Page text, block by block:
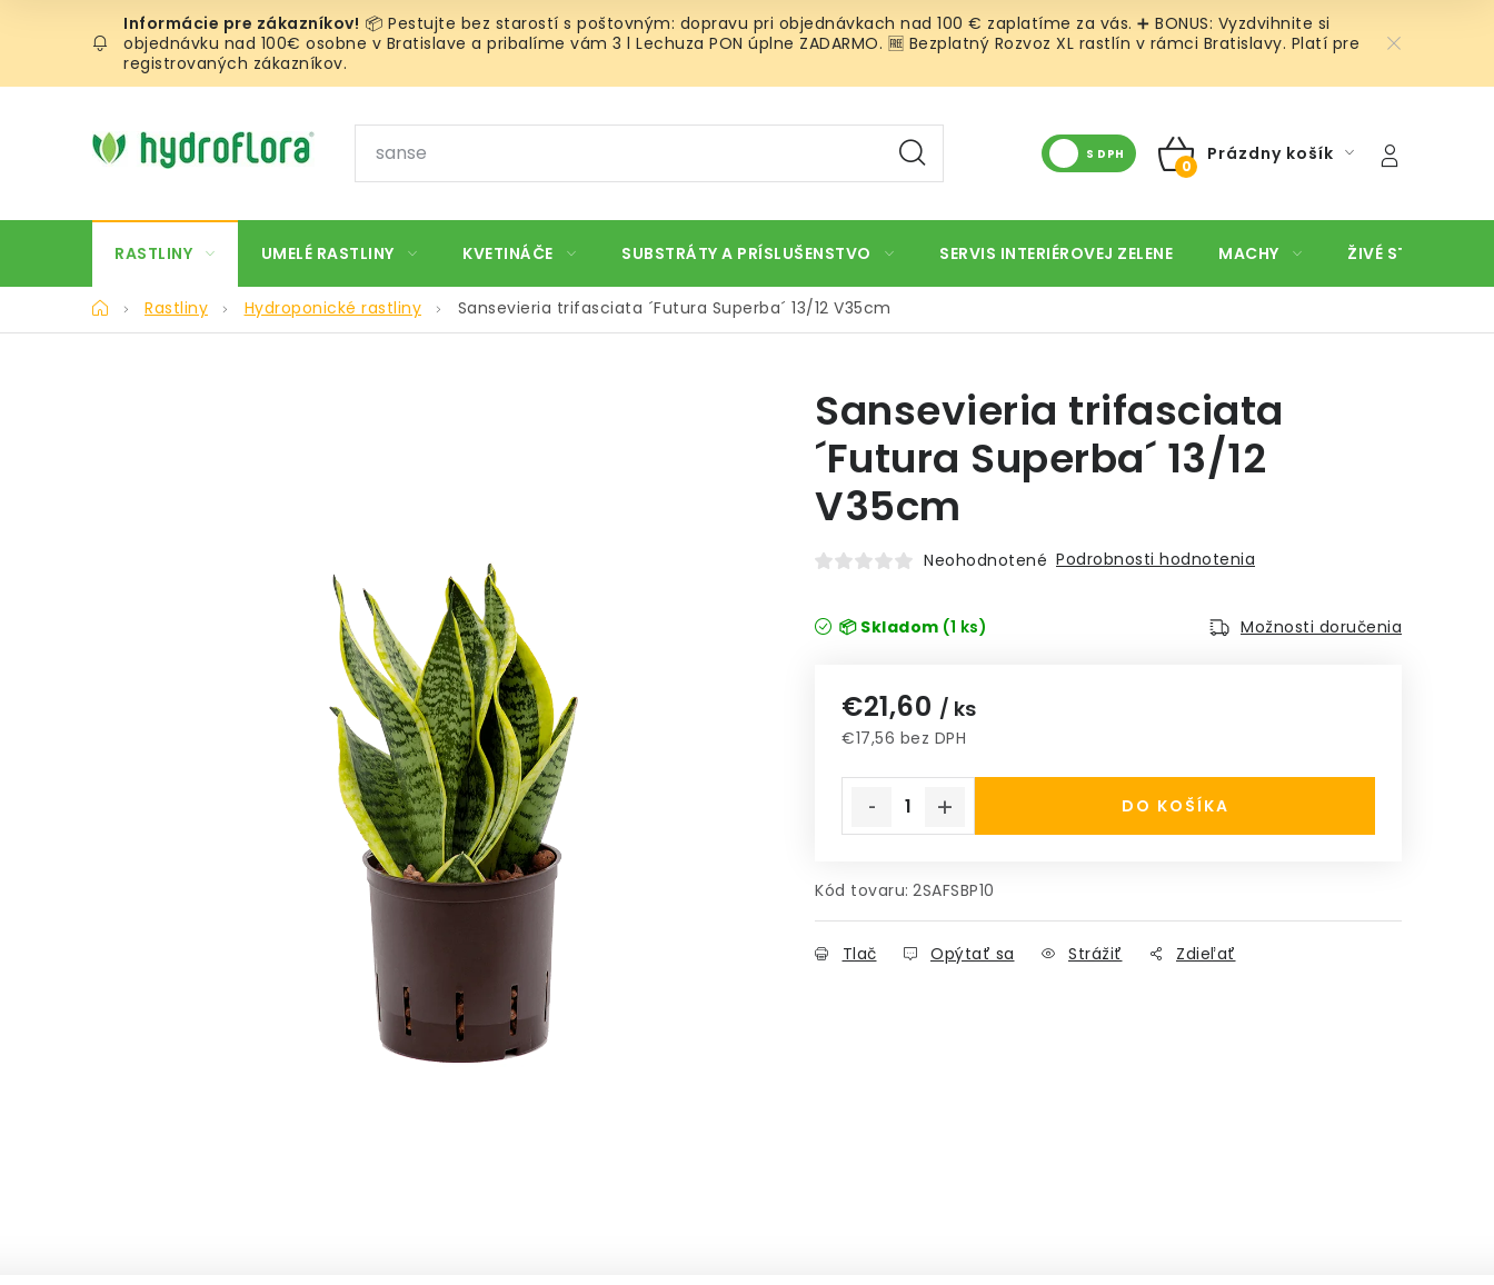
📦 Pestujte bez starostí s poštovným: dopravu pri objednávkach nad 100 € zaplatíme za vás. ➕ BONUS: Vyzdvihnite si
objednávku nad 100€ osobne v Bratislave a pribalíme vám 3 l Lechuza PON úplne ZADARMO. 🆓 Bezplatný Rozvoz XL rastlín v rámci Bratislavy. Platí pre
registrovaných zákazníkov.
S DPH
NÁKUPNÝ
Prázdny košík
RASTLINY UMELÉ RASTLINY KVETINÁČE SUBSTRÁTY A PRÍSLUŠENSTVO SERVIS INTERIÉROVEJ ZELENE MACHY ŽIVÉ STENY
DomovRastliny Hydroponické rastliny Sansevieria trifasciata ´Futura Superba´ 13/12 V35cm
Sansevieria trifasciata
´Futura Superba´ 13/12
V35cm
Neohodnotené Podrobnosti hodnotenia
📦 Skladom (1 ks) Možnosti doručenia
€21,60 / ks
€17,56 bez DPH
DO KOŠÍKA
Kód tovaru: 2SAFSBP10
Tlač Opýtať sa Strážiť Zdieľať